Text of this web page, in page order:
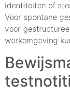
identiteiten of
Voor spontane
voor
werkomgeving